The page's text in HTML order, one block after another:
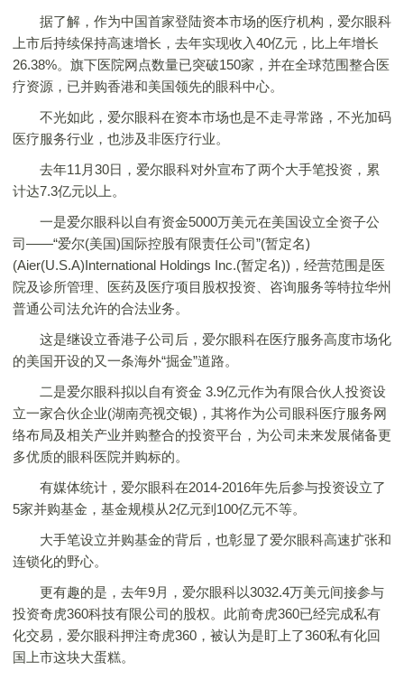
据了解，作为中国首家登陆资本市场的医疗机构，爱尔眼科
上市后持续保持高速增长，去年实现收入40亿元，比上年增长
26.38%。旗下医院网点数量已突破150家，并在全球范围整合医
疗资源，已并购香港和美国领先的眼科中心。
不光如此，爱尔眼科在资本市场也是不走寻常路，不光加码
医疗服务行业，也涉及非医疗行业。
去年11月30日，爱尔眼科对外宣布了两个大手笔投资，累
计达7.3亿元以上。
一是爱尔眼科以自有资金5000万美元在美国设立全资子公
司——“爱尔(美国)国际控股有限责任公司”(暂定名)
(Aier(U.S.A)International Holdings Inc.(暂定名))，经营范围是医
院及诊所管理、医药及医疗项目股权投资、咨询服务等特拉华州
普通公司法允许的合法业务。
这是继设立香港子公司后，爱尔眼科在医疗服务高度市场化
的美国开设的又一条海外“掘金”道路。
二是爱尔眼科拟以自有资金 3.9亿元作为有限合伙人投资设
立一家合伙企业(湖南亮视交银)，其将作为公司眼科医疗服务网
络布局及相关产业并购整合的投资平台，为公司未来发展储备更
多优质的眼科医院并购标的。
有媒体统计，爱尔眼科在2014-2016年先后参与投资设立了
5家并购基金，基金规模从2亿元到100亿元不等。
大手笔设立并购基金的背后，也彰显了爱尔眼科高速扩张和
连锁化的野心。
更有趣的是，去年9月，爱尔眼科以3032.4万美元间接参与
投资奇虎360科技有限公司的股权。此前奇虎360已经完成私有
化交易，爱尔眼科押注奇虎360，被认为是盯上了360私有化回
国上市这块大蛋糕。